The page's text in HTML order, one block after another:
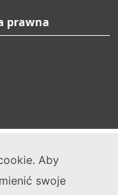
Aby
swoje
prawna